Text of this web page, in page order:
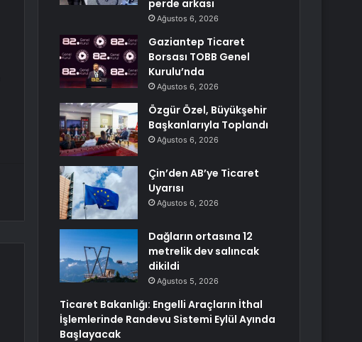
perde arkası
Ağustos 6, 2026
Gaziantep Ticaret
Borsası TOBB Genel
Kurulu’nda
Ağustos 6, 2026
Özgür Özel, Büyükşehir
Başkanlarıyla Toplandı
Ağustos 6, 2026
Çin’den AB’ye Ticaret
Uyarısı
Ağustos 6, 2026
Dağların ortasına 12
metrelik dev salıncak
dikildi
Ağustos 5, 2026
Ticaret Bakanlığı: Engelli Araçların İthal
İşlemlerinde Randevu Sistemi Eylül Ayında
Başlayacak